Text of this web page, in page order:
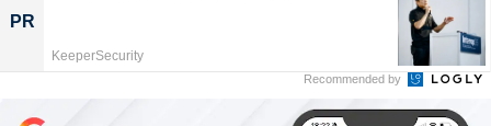
PR
KeeperSecurity
Recommended by